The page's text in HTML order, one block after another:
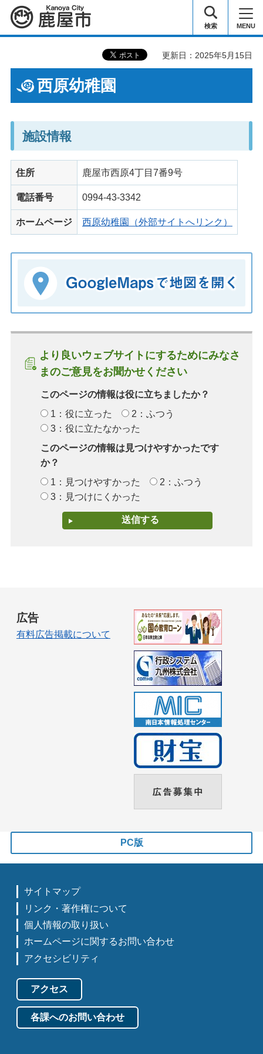
鹿屋市 検索 MENU
更新日：2025年5月15日
西原幼稚園
施設情報
住所 鹿屋市西原4丁目7番9号
電話番号 0994-43-3342
ホームページ 西原幼稚園（外部サイトへリンク）
より良いウェブサイトにするためにみなさ
まのご意見をお聞かせください
このページの情報は役に立ちましたか？
1：役に立った
2：ふつう
3：役に立たなかった
このページの情報は見つけやすかったです
か？
1：見つけやすかった
2：ふつう
3：見つけにくかった
広告
有料広告掲載について
PC版
サイトマップ
リンク・著作権について
個人情報の取り扱い
ホームページに関するお問い合わせ
アクセシビリティ
アクセス
各課へのお問い合わせ